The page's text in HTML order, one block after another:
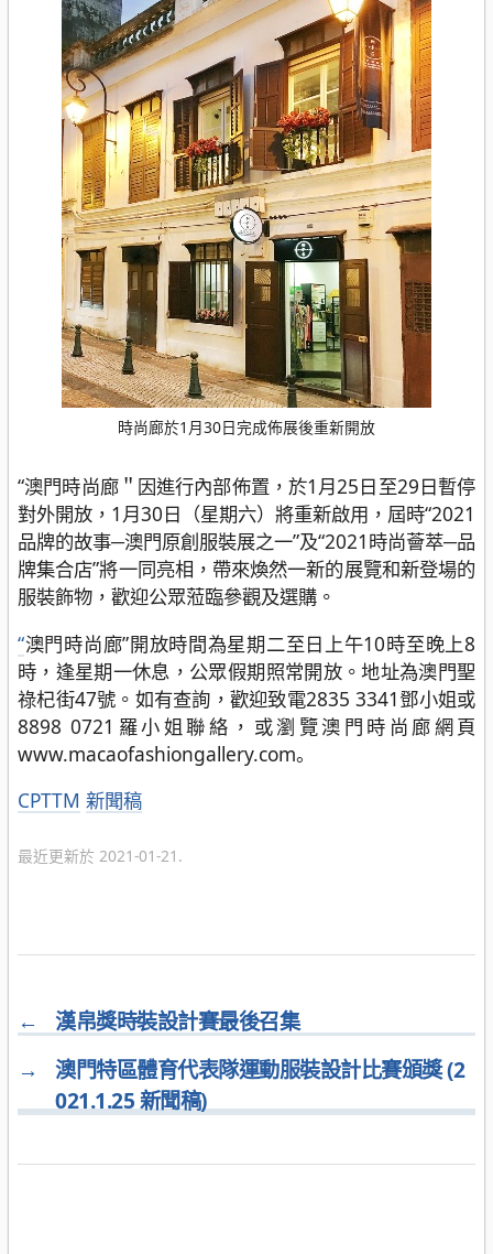
時尚廊於1月30日完成佈展後重新開放
“澳門時尚廊＂因進行內部佈置，於1月25日至29日暫停
對外開放，1月30日（星期六）將重新啟用，屆時“2021
品牌的故事─澳門原創服裝展之一”及“2021時尚薈萃─品
牌集合店”將一同亮相，帶來煥然一新的展覽和新登場的
服裝飾物，歡迎公眾蒞臨參觀及選購。
“澳門時尚廊”開放時間為星期二至日上午10時至晚上8
時，逢星期一休息，公眾假期照常開放。地址為澳門聖
祿杞街47號。如有查詢，歡迎致電2835 3341鄧小姐或
8898 0721羅小姐聯絡，或瀏覽澳門時尚廊網頁
www.macaofashiongallery.com。
分
CPTTM 新聞稿
最近更新於 2021-01-21.
←
漢帛獎時裝設計賽最後召集
→
澳門特區體育代表隊運動服裝設計比賽頒獎 (2
021.1.25 新聞稿)